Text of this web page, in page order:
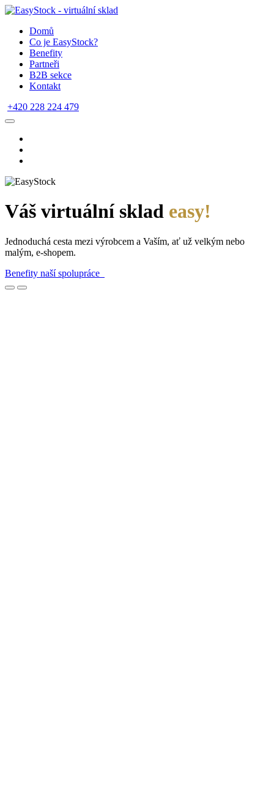
Domů
Co je EasyStock?
Benefity
Partneři
B2B sekce
Kontakt
+420 228 224 479
Váš virtuální sklad easy!
Jednoduchá cesta mezi výrobcem a Vaším, ať už velkým nebo
malým, e-shopem.
Benefity naší spolupráce